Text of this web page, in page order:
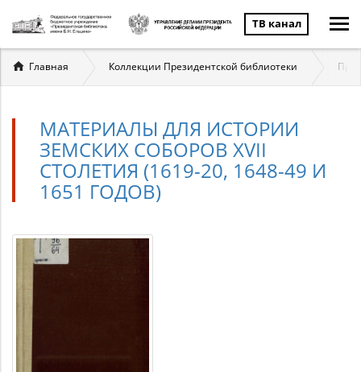
ТВ канал
Вы
здесь
Главная Коллекции Президентской библиотеки
МАТЕРИАЛЫ ДЛЯ ИСТОРИИ
ЗЕМСКИХ СОБОРОВ XVII
СТОЛЕТИЯ (1619-20, 1648-49 И
1651 ГОДОВ)